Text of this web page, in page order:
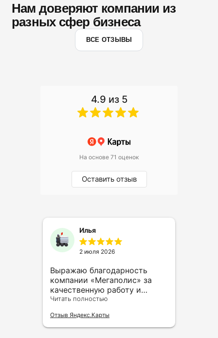
Нам доверяют компании из
разных сфер бизнеса
ВСЕ ОТЗЫВЫ
4.9 из 5
На основе 71 оценок
Оставить отзыв
Илья
2 июля 2026
Выражаю благодарность
компании «Мегаполис» за
качественную работу и
внимательное отношение к
только положительные
впечатления: всё
Читать полностью
Отзыв Яндекс.Карты